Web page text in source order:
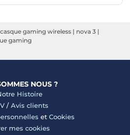
casque gaming wireless | nova 3 |
gaming
NOUS ?
Histoire
/ Avis clients
et Cookies
mes cookies